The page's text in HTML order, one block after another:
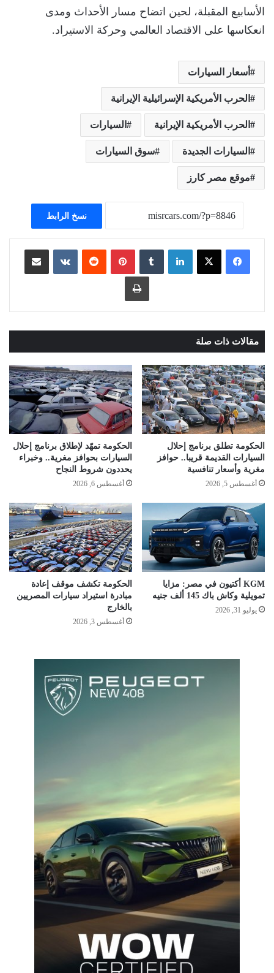
الأسابيع المقبلة، لحين اتضاح مسار الأحداث ومدى
انعكاسها على الاقتصاد العالمي وحركة الاستيراد.
أسعار السيارات
الحرب الأمريكية الإسرائيلية الإيرانية
الحرب الأمريكية الإيرانية السيارات
السيارات الجديدة سوق السيارات
موقع مصر كارز
نسخ الرابط
لينكدإن ‏Tumblr بينتيريست
‏Reddit
‏VKontakte مشاركة عبر البريد
طباعة
مقالات ذات صلة
الحكومة تطلق برنامج إحلال
السيارات القديمة قريبا.. حوافز
مغرية وأسعار تنافسية
أغسطس 5, 2026
الحكومة تمهّد لإطلاق برنامج إحلال
السيارات بحوافز مغرية.. وخبراء
يحددون شروط النجاح
أغسطس 6, 2026
KGM أكتيون في مصر: مزايا
تمويلية وكاش باك 145 ألف جنيه
يوليو 31, 2026
الحكومة تكشف موقف إعادة
مبادرة استيراد سيارات المصريين
بالخارج
أغسطس 3, 2026